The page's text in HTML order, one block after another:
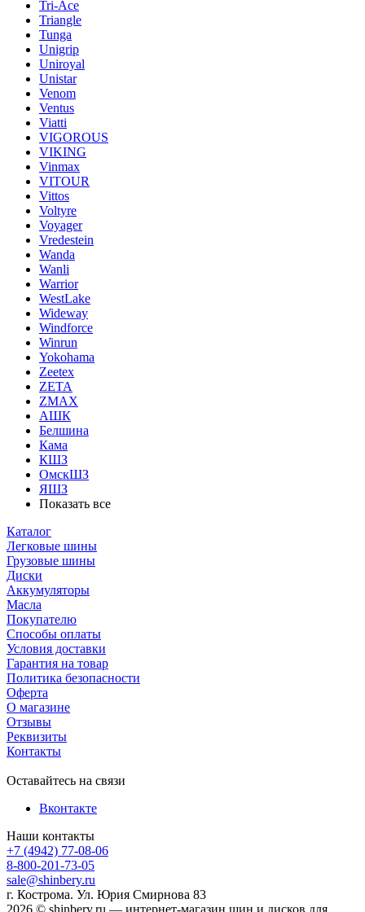
Tri-Ace
Triangle
Tunga
Unigrip
Uniroyal
Unistar
Venom
Ventus
Viatti
VIGOROUS
VIKING
Vinmax
VITOUR
Vittos
Voltyre
Voyager
Vredestein
Wanda
Wanli
Warrior
WestLake
Wideway
Windforce
Winrun
Yokohama
Zeetex
ZETA
ZMAX
АШК
Белшина
Кама
КШЗ
ОмскШЗ
ЯШЗ
Показать все
Каталог
Легковые шины
Грузовые шины
Диски
Аккумуляторы
Масла
Покупателю
Способы оплаты
Условия доставки
Гарантия на товар
Политика безопасности
Оферта
О магазине
Отзывы
Реквизиты
Контакты
Оставайтесь на связи
Вконтакте
Наши контакты
+7 (4942) 77-08-06
8-800-201-73-05
sale@shinbery.ru
г. Кострома. Ул. Юрия Смирнова 83
2026 © shinbery.ru — интернет-магазин шин и дисков для